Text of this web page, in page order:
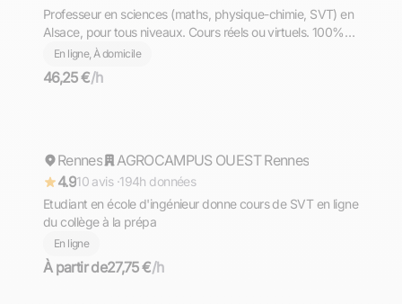
Professeur en sciences (maths, physique-chimie, SVT) en
Alsace, pour tous niveaux. Cours réels ou virtuels. 100%
de réussite au brevet et Bac. 13 ans d'expérience.
En ligne, À domicile
46,25 €/h
Répond rapidement
Rennes
AGROCAMPUS OUEST Rennes
4.910 avis ·194h données
Etudiant en école d'ingénieur donne cours de SVT en ligne
du collège à la prépa
En ligne
À partir de27,75 €/h